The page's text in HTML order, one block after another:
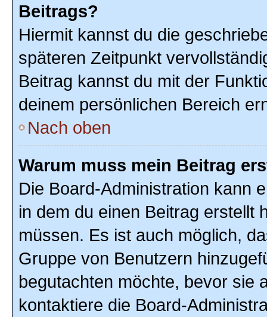
Beitrags?
Hiermit kannst du die
späteren Zeitpunkt
Beitrag kannst du mit der
deinem persönlichen Bereich
Nach oben
Warum muss mein Beitrag
Die Board-Administration kann
in dem du einen Beitrag erstellt
müssen. Es ist auch möglich,
Gruppe von Benutzern
begutachten möchte, bevor sie
kontaktiere die Board-